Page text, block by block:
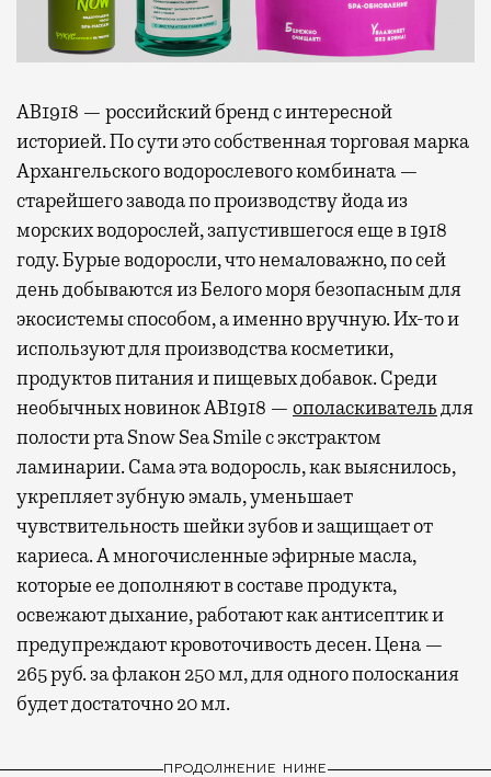
АВ1918 — российский бренд с интересной
историей. По сути это собственная торговая марка
Архангельского водорослевого комбината —
старейшего завода по производству йода из
морских водорослей, запустившегося еще в 1918
году. Бурые водоросли, что немаловажно, по сей
день добываются из Белого моря безопасным для
экосистемы способом, а именно вручную. Их-то и
используют для производства косметики,
продуктов питания и пищевых добавок. Среди
необычных новинок АВ1918 — ополаскивательдля
полости рта Snow Sea Smile с экстрактом
ламинарии. Сама эта водоросль, как выяснилось,
укрепляет зубную эмаль, уменьшает
чувствительность шейки зубов и защищает от
кариеса. А многочисленные эфирные масла,
которые ее дополняют в составе продукта,
освежают дыхание, работают как антисептик и
предупреждают кровоточивость десен. Цена —
265 руб. за флакон 250 мл, для одного полоскания
будет достаточно 20 мл.
ПРОДОЛЖЕНИЕ НИЖЕ